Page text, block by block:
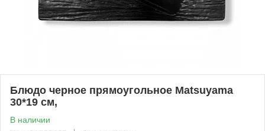
Блюдо черное прямоугольное Matsuyama
30*19 см,
В наличии